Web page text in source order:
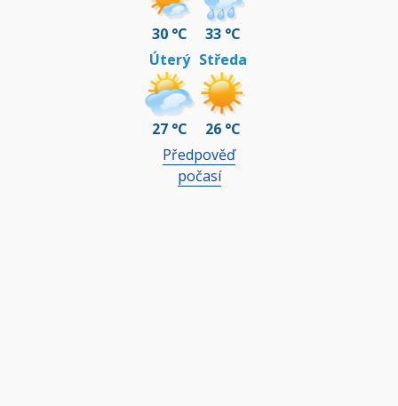
30 °C
33 °C
Úterý
27 °C
Středa
26 °C
Předpověď
počasí